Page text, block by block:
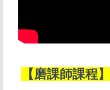
【磨課師課程】